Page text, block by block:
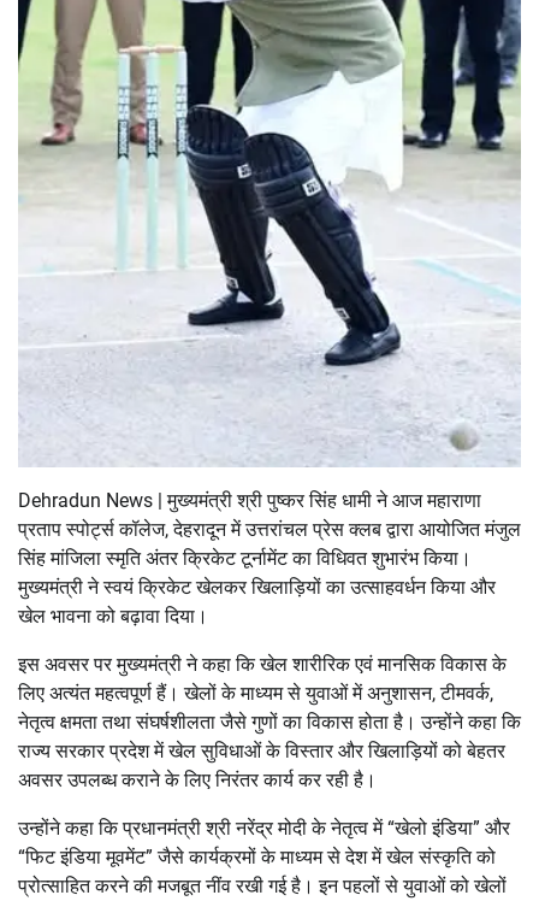
Dehradun News | मुख्यमंत्री श्री पुष्कर सिंह धामी ने आज महाराणा
प्रताप स्पोर्ट्स कॉलेज, देहरादून में उत्तरांचल प्रेस क्लब द्वारा आयोजित मंजुल
सिंह मांजिला स्मृति अंतर क्रिकेट टूर्नामेंट का विधिवत शुभारंभ किया।
मुख्यमंत्री ने स्वयं क्रिकेट खेलकर खिलाड़ियों का उत्साहवर्धन किया और
खेल भावना को बढ़ावा दिया।
इस अवसर पर मुख्यमंत्री ने कहा कि खेल शारीरिक एवं मानसिक विकास के
लिए अत्यंत महत्वपूर्ण हैं। खेलों के माध्यम से युवाओं में अनुशासन, टीमवर्क,
नेतृत्व क्षमता तथा संघर्षशीलता जैसे गुणों का विकास होता है। उन्होंने कहा कि
राज्य सरकार प्रदेश में खेल सुविधाओं के विस्तार और खिलाड़ियों को बेहतर
अवसर उपलब्ध कराने के लिए निरंतर कार्य कर रही है।
उन्होंने कहा कि प्रधानमंत्री श्री नरेंद्र मोदी के नेतृत्व में “खेलो इंडिया” और
“फिट इंडिया मूवमेंट” जैसे कार्यक्रमों के माध्यम से देश में खेल संस्कृति को
प्रोत्साहित करने की मजबूत नींव रखी गई है। इन पहलों से युवाओं को खेलों